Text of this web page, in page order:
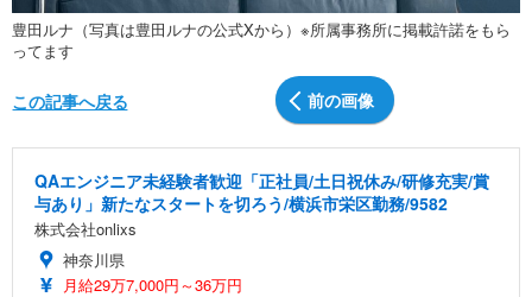
豊田ルナ（写真は豊田ルナの公式Xから）※所属事務所に掲載許諾をもら
ってます
前の画像
この記事へ戻る
QAエンジニア未経験者歓迎「正社員/土日祝休み/研修充実/賞
与あり」新たなスタートを切ろう/横浜市栄区勤務/9582
株式会社onlixs
神奈川県
月給29万7,000円～36万円